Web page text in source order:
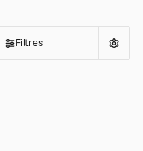
Filtres